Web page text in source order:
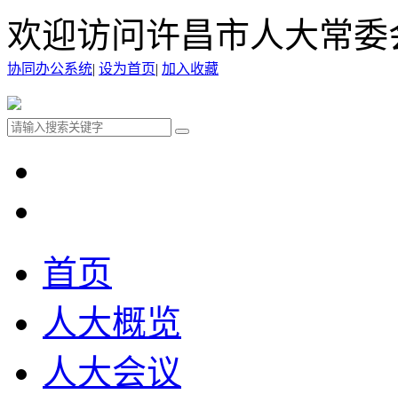
欢迎访问许昌市人大常
协同办公系统| 设为首页| 加入收藏
首页
人大概览
人大会议